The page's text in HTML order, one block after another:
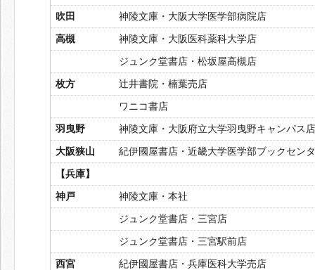
吹田
神陵文庫・大阪大学医学部病院店
高槻
神陵文庫・大阪医科薬科大学店
ジュンク堂書店・松坂屋高槻店
枚方
辻井書院・楠葉売店
ワニコ書店
羽曳野
神陵文庫・大阪府立大学羽曳野キャンパス店
大阪狭山
紀伊國屋書店・近畿大学医学部ブックセン
【兵庫】
神戸
神陵文庫・本社
ジュンク堂書店・三宮店
ジュンク堂書店・三宮駅前店
西宮
紀伊國屋書店・兵庫医科大学売店